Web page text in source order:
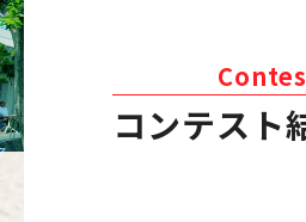
コンテスト